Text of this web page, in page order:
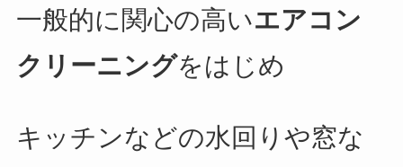
一般的に関心の高いエアコン
クリーニングをはじめ
キッチンなどの水回りや窓な